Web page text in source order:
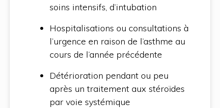
soins intensifs, d’intubation
Hospitalisations ou consultations à
l’urgence en raison de l’asthme au
cours de l’année précédente
Détérioration pendant ou peu
après un traitement aux stéroïdes
par voie systémique